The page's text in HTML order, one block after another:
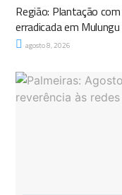
Região: Plantação
erradicada em
agosto 8, 2026